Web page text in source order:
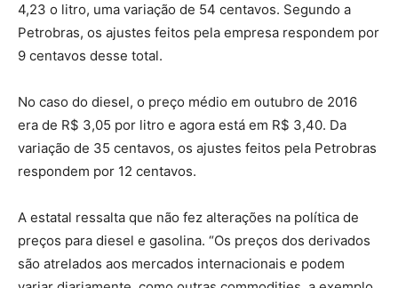
4,23 o litro, uma variação de 54 centavos. Segundo a
Petrobras, os ajustes feitos pela empresa respondem por
9 centavos desse total.
No caso do diesel, o preço médio em outubro de 2016
era de R$ 3,05 por litro e agora está em R$ 3,40. Da
variação de 35 centavos, os ajustes feitos pela Petrobras
respondem por 12 centavos.
A estatal ressalta que não fez alterações na política de
preços para diesel e gasolina. “Os preços dos derivados
são atrelados aos mercados internacionais e podem